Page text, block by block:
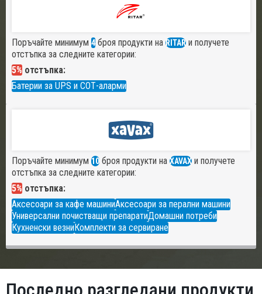
Поръчайте минимум 4 броя продукти на RITAR и получете
отстъпка за следните категории:
5% отстъпка:
Батерии за UPS и СОТ-аларми
Поръчайте минимум 10 броя продукти на XAVAX и получете
отстъпка за следните категории:
5% отстъпка:
Аксесоари за кафе машиниАксесоари за перални машини
Универсални почистващи препаратиДомашни потреби
Кухненски везниКомплекти за сервиране